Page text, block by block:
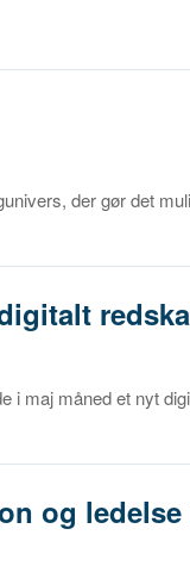
der gør det
i maj måned et nyt
og ledelse